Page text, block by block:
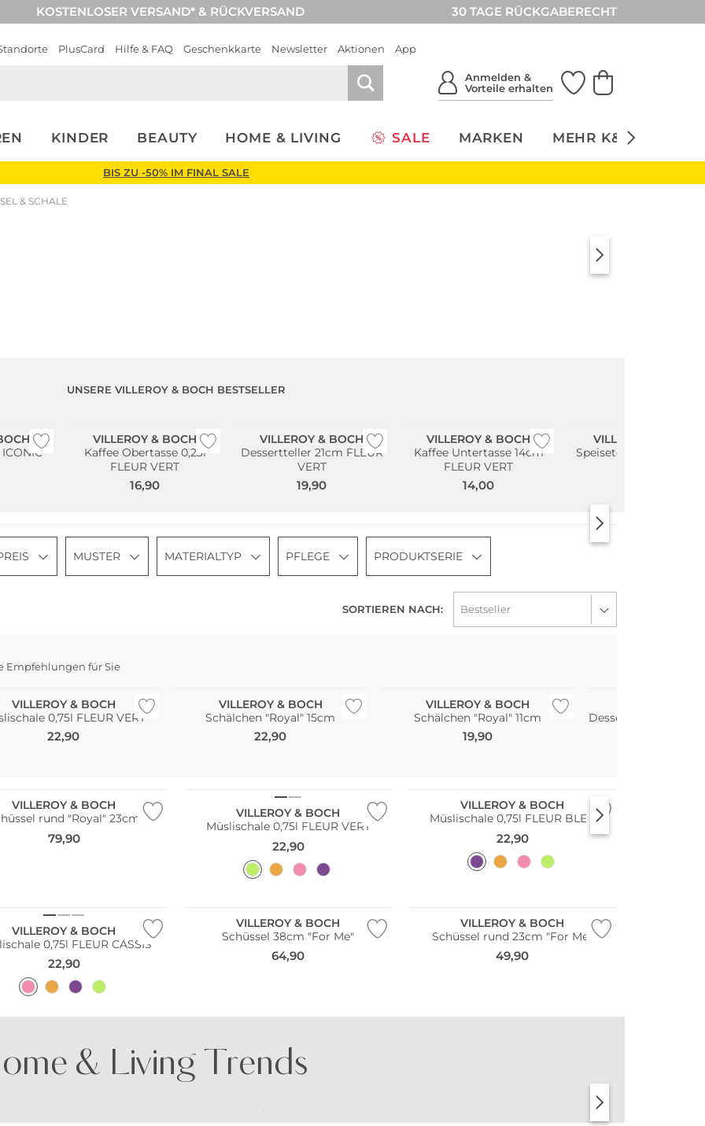
KOSTENLOSER VERSAND* & RÜCKVERSAND 30 TAGE RÜCKGABERECHT
PlusCard Hilfe & FAQ Geschenkkarte Newsletter Aktionen App
Anmelden &
Vorteile erhalten
KINDER BEAUTY HOME & LIVING SALE MARKEN MEHR K&Ö
BIS ZU -50% IM FINAL SALE
& SCHALE
Like by Villeroy &
UNSERE VILLEROY & BOCH BESTSELLER
VILLEROY & BOCH
Kaffee Obertasse 0,23l
FLEUR VERT
16,90
VILLEROY & BOCH
Dessertteller 21cm FLEUR
VERT
19,90
VILLEROY & BOCH
Kaffee Untertasse 14cm
FLEUR VERT
14,00
VILLEROY & BOCH
Speiseteller "Royal"
MUSTER MATERIALTYP PFLEGE PRODUKTSERIE
SORTIEREN NACH:
Empfehlungen für Sie
VILLEROY & BOCH
0,75l FLEUR VERT
22,90
VILLEROY & BOCH
Schälchen "Royal" 15cm
22,90
VILLEROY & BOCH
Schälchen "Royal" 11cm
19,90
Dessertschale 13cm
VILLEROY & BOCH
rund "Royal" 23cm
79,90
VILLEROY & BOCH
Müslischale 0,75l FLEUR VERT
22,90
VILLEROY & BOCH
Müslischale 0,75l FLEUR BLEU
22,90
VILLEROY & BOCH
0,75l FLEUR CASSIS
22,90
VILLEROY & BOCH
Schüssel 38cm "For Me"
64,90
VILLEROY & BOCH
Schüssel rund 23cm "For Me"
49,90
& Living Trends